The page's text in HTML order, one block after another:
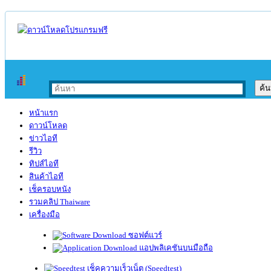
หน้าแรก
ดาวน์โหลด
ข่าวไอที
รีวิว
ทิปส์ไอที
สินค้าไอที
เช็ครอบหนัง
รวมคลิป Thaiware
เครื่องมือ
ซอฟต์แวร์
แอปพลิเคชันบนมือถือ
เช็คความเร็วเน็ต (Speedtest)